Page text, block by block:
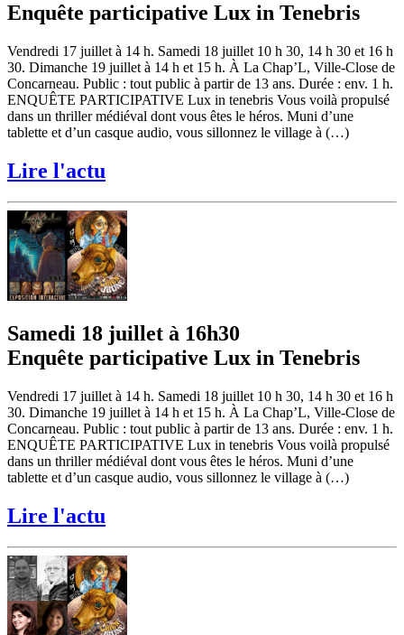
Enquête participative Lux in Tenebris
Vendredi 17 juillet à 14 h. Samedi 18 juillet 10 h 30, 14 h 30 et 16 h
30. Dimanche 19 juillet à 14 h et 15 h. À La Chap’L, Ville-Close de
Concarneau. Public : tout public à partir de 13 ans. Durée : env. 1 h.
ENQUÊTE PARTICIPATIVE Lux in tenebris Vous voilà propulsé
dans un thriller médiéval dont vous êtes le héros. Muni d’une
tablette et d’un casque audio, vous sillonnez le village à (…)
Lire l'actu
Samedi 18 juillet à 16h30
Enquête participative Lux in Tenebris
Vendredi 17 juillet à 14 h. Samedi 18 juillet 10 h 30, 14 h 30 et 16 h
30. Dimanche 19 juillet à 14 h et 15 h. À La Chap’L, Ville-Close de
Concarneau. Public : tout public à partir de 13 ans. Durée : env. 1 h.
ENQUÊTE PARTICIPATIVE Lux in tenebris Vous voilà propulsé
dans un thriller médiéval dont vous êtes le héros. Muni d’une
tablette et d’un casque audio, vous sillonnez le village à (…)
Lire l'actu